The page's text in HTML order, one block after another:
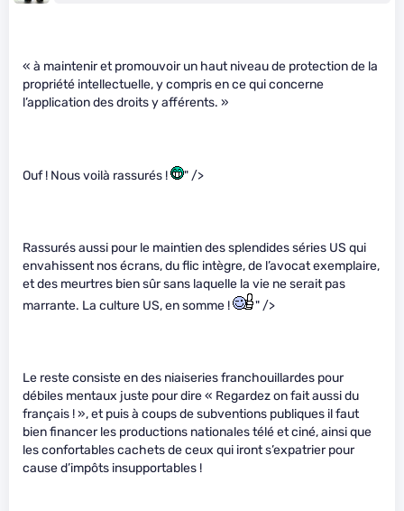
« à maintenir et promouvoir un haut niveau de protection de la
propriété intellectuelle, y compris en ce qui concerne
l’application des droits y afférents. »
Ouf ! Nous voilà rassurés ! " />
Rassurés aussi pour le maintien des splendides séries US qui
envahissent nos écrans, du flic intègre, de l’avocat exemplaire,
et des meurtres bien sûr sans laquelle la vie ne serait pas
marrante. La culture US, en somme !
" />
Le reste consiste en des niaiseries franchouillardes pour
débiles mentaux juste pour dire « Regardez on fait aussi du
français ! », et puis à coups de subventions publiques il faut
bien financer les productions nationales télé et ciné, ainsi que
les confortables cachets de ceux qui iront s’expatrier pour
cause d’impôts insupportables !